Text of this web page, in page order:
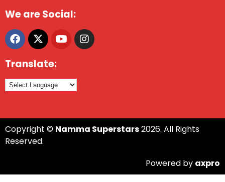
We are Social:
Translate:
Copyright © Namma Superstars2026. All Rights
Reserved.
Powered by axpro